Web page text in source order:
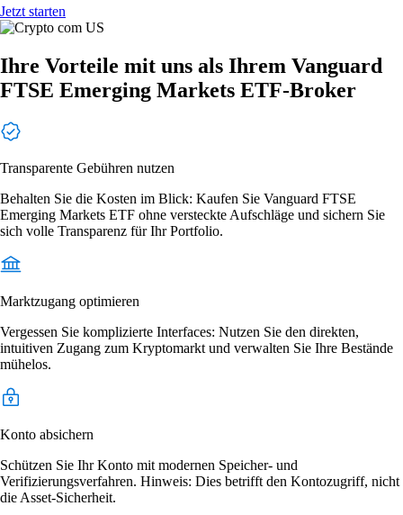
Jetzt starten
Ihre Vorteile mit uns als Ihrem Vanguard
FTSE Emerging Markets ETF-Broker
Transparente Gebühren nutzen
Behalten Sie die Kosten im Blick: Kaufen Sie Vanguard FTSE
Emerging Markets ETF ohne versteckte Aufschläge und sichern Sie
sich volle Transparenz für Ihr Portfolio.
Marktzugang optimieren
Vergessen Sie komplizierte Interfaces: Nutzen Sie den direkten,
intuitiven Zugang zum Kryptomarkt und verwalten Sie Ihre Bestände
mühelos.
Konto absichern
Schützen Sie Ihr Konto mit modernen Speicher- und
Verifizierungsverfahren. Hinweis: Dies betrifft den Kontozugriff, nicht
die Asset-Sicherheit.